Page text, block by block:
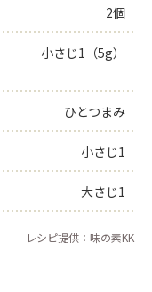
2個
小さじ1（5g）
ひとつまみ
小さじ1
大さじ1
レシピ提供：味の素KK